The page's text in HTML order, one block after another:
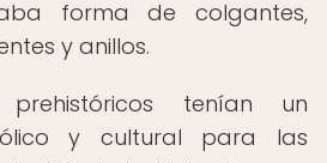
forma de colgantes,
y anillos.
tenían un
y cultural para las